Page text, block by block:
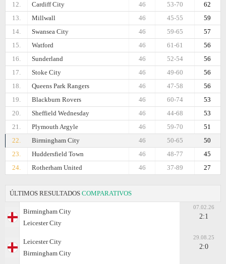
12. Cardiff City 62
53-70
46
13.
Millwall 59
45-55
46
14.
Swansea City 57
59-65
46
15.
Watford 56
61-61
46
16.
Sunderland 56
52-54
46
17.
Stoke City 56
49-60
46
18.
Queens Park Rangers 56
47-58
46
19.
Blackburn Rovers 53
60-74
46
20.
Sheffield Wednesday 53
44-68
46
21.
Plymouth Argyle 51
59-70
46
22.
Birmingham City 50
50-65
46
23.
Huddersfield Town 45
48-77
46
24.
Rotherham United 27
37-89
46
ÚLTIMOS RESULTADOS COMPARATIVOS
Birmingham City
Leicester City
07.02.26
2:1
Leicester City
Birmingham City
29.08.25
2:0